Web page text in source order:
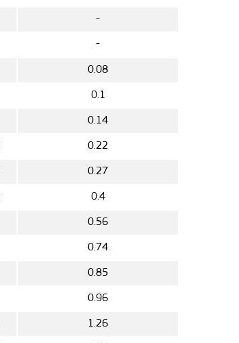
-
-
0.08
0.1
0.14
0.22
0.27
0.4
0.56
0.74
0.85
0.96
1.26